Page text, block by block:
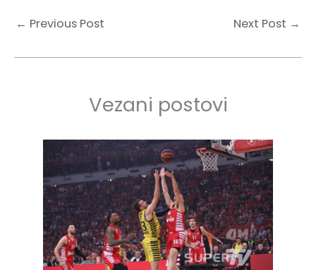
← Previous Post Next Post →
Vezani postovi